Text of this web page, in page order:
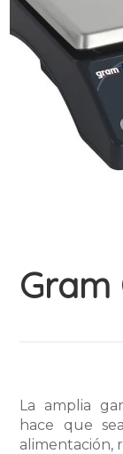
Gram
La amplia
hace que
alimentación,